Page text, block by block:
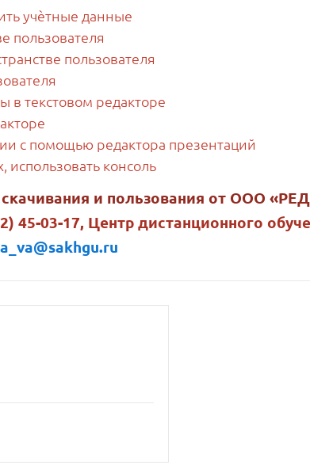
учѐтные данные
пользователя
пользователя
в текстовом редакторе
с помощью редактора презентаций
использовать консоль
и пользования от ООО
03-17, Центр дистанционного